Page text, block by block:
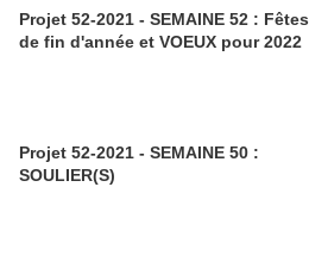
Projet 52-2021 - SEMAINE 52 : Fêtes
de fin d'année et VOEUX pour 2022
Projet 52-2021 - SEMAINE 50 :
SOULIER(S)